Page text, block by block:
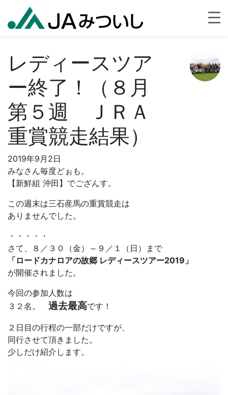
レディースツア
ー終了！（８月
第５週 ＪＲＡ
重賞競走結果）
2019年9月2日
みなさん毎度どぉも。
【新鮮組 沖田】でござんす。
この週末は三石産馬の重賞競走は
ありませんでした。
・・・・・
さて、８／３０（金）～９／１（日）まで
「ロードカナロアの故郷 レディースツアー2019」
が開催されました。
今回の参加人数は
３２名。 過去最高です！
２日目の行程の一部だけですが、
同行させて頂きました。
少しだけ紹介します。